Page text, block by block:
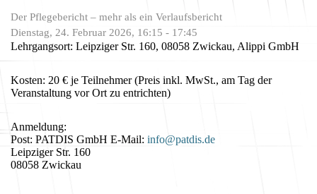
Der Pflegebericht – mehr als ein Verlaufsbericht
Dienstag, 24. Februar 2026, 16:15 - 17:45
Lehrgangsort: Leipziger Str. 160, 08058 Zwickau, Alippi GmbH
Kosten: 20 € je Teilnehmer (Preis inkl. MwSt., am Tag der
Veranstaltung vor Ort zu entrichten)
Anmeldung:
Post: PATDIS GmbH E-Mail: info@patdis.de
Leipziger Str. 160
08058 Zwickau